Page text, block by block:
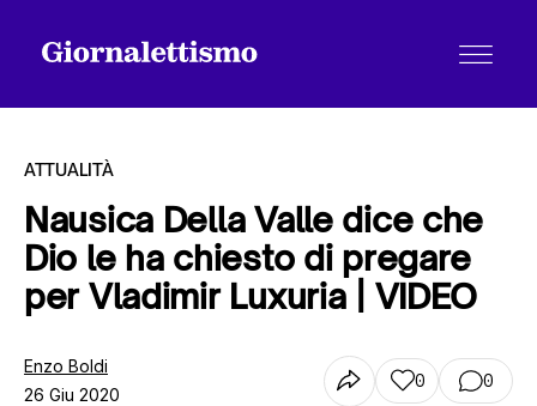
Tutti gli articoli
Chi siamo
ATTUALITÀ
Nausica Della Valle dice che
Dio le ha chiesto di pregare
per Vladimir Luxuria | VIDEO
Enzo Boldi
26 Giu 2020
0 0